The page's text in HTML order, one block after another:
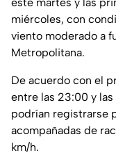
miércoles, con
viento moderado a
Metropolitana.
De acuerdo con el
entre las 23:00 y
podrían registrarse
acompañadas de
km/h.